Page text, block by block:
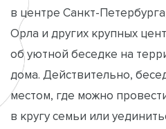
в центре Санкт-
Орла и других крупных
об уютной беседке на
дома. Действительно,
местом, где можно
в кругу семьи или